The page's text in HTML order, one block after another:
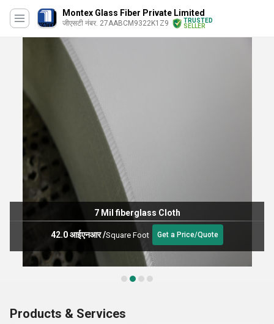
Montex Glass Fiber Private Limited
जीएसटी नंबर. 27AABCM9322K1Z9
TRUSTED
SELLER
7 Mil fiberglass Cloth
42.0 आईएनआर/Square Foot Get a Price/Quote
Products & Services